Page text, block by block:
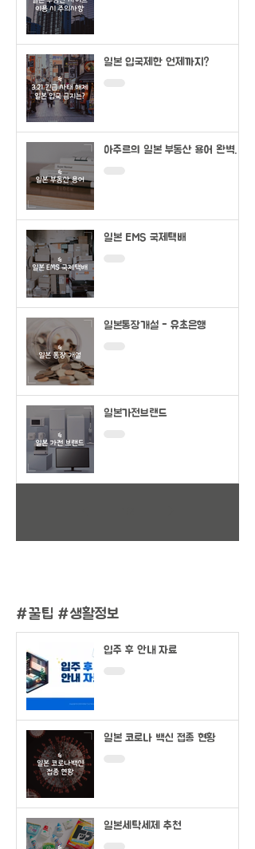
일본 입국제한 언제까지?
아주르의 일본 부동산 용어 완벽정
일본 EMS 국제택배
일본통장개설 - 유초은행
일본가전브랜드
#꿀팁 #생활정보
입주 후 안내 자료
일본 코로나 백신 접종 현황
일본세탁세제 추천